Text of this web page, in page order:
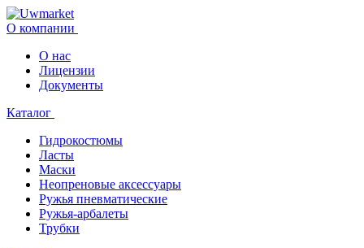
О компании
О нас
Лицензии
Документы
Каталог
Гидрокостюмы
Ласты
Маски
Неопреновые аксессуары
Ружья пневматические
Ружья-арбалеты
Трубки